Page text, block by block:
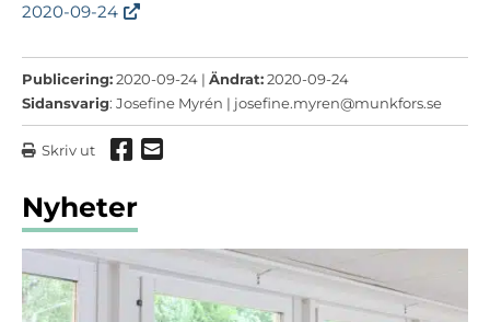
2020-09-24
Publicering:2020-09-24 | Ändrat:2020-09-24
Sidansvarig: Josefine Myrén | josefine.myren@munkfors.se
Skriv ut Dela via Facebook
Dela via mail
Nyheter